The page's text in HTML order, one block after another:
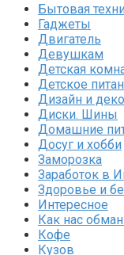
Бытовая
Гаджеты
Двигатель
Девушкам
Детская
Детское
Дизайн и
Диски. Шины
Домашние
Досуг и хобби
Заморозка
Заработок в
Здоровье и
Интересное
Как нас
Кофе
Кузов